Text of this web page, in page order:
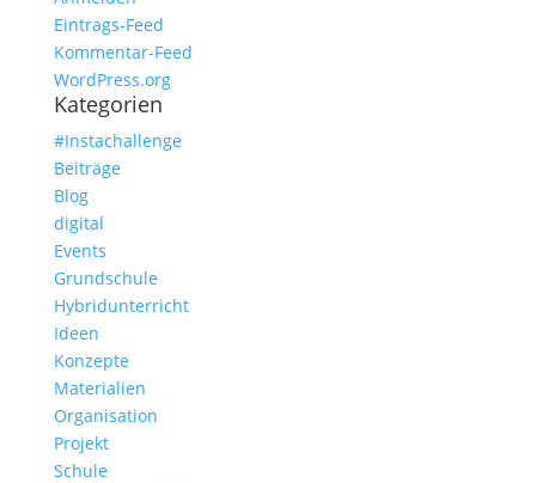
Eintrags-Feed
Kommentar-Feed
WordPress.org
Kategorien
#Instachallenge
Beiträge
Blog
digital
Events
Grundschule
Hybridunterricht
Ideen
Konzepte
Materialien
Organisation
Projekt
Schule